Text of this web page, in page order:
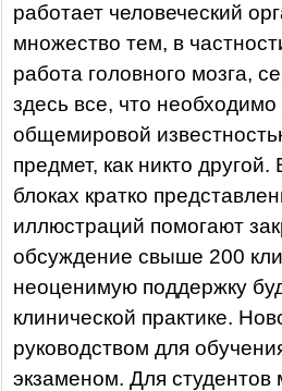
работает человеческий
множество тем, в
работа головного мозга,
здесь все, что
общемировой
предмет, как никто
блоках кратко
иллюстраций помогают
обсуждение свыше 200
неоценимую поддержку
клинической практике.
руководством для
экзаменом. Для студентов